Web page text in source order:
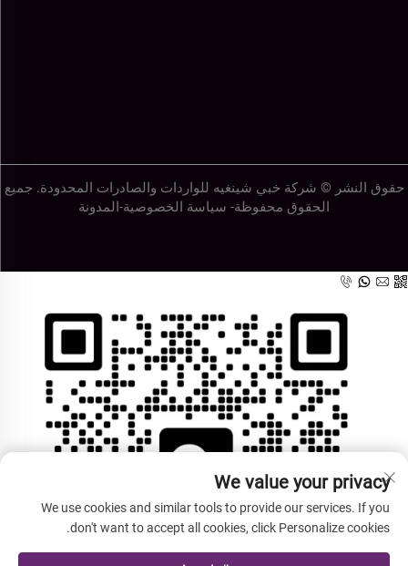
حقوق النشر © شركة خبي شينغيه للواردات والصادرات المحدودة. جميع
الحقوق محفوظة- سياسة الخصوصية-المدونة
We value your privacy
We use cookies and similar tools to provide our services. If you
don't want to accept all cookies, click Personalize cookies.